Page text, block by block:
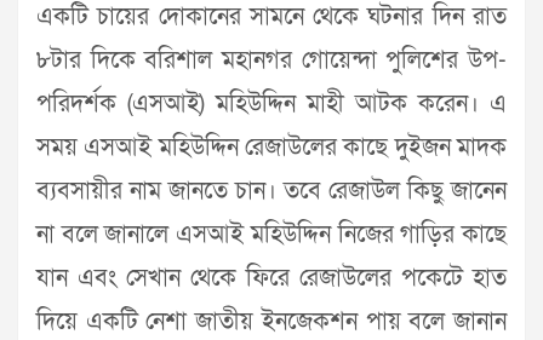
এক‌টি চা‌য়ের দোকা‌নের সাম‌নে থে‌কে ঘটনার দিন রাত
৮টার দি‌কে বরিশাল মহানগর গো‌য়েন্দা পু‌লি‌শের উপ-
পরিদর্শক (এসআই) ম‌হিউদ্দিন মা‌হী আটক করেন। এ
সময় এসআই ম‌হিউদ্দিন রেজাউলের কাছে দুইজন মাদক
ব্যবসায়ীর নাম জান‌তে চান। ত‌বে রেজাউল কিছু জা‌নেন
না ব‌লে জানা‌লে এসআই ম‌হিউদ্দিন নি‌জের গা‌ড়ির কা‌ছে
যান এবং সেখান থে‌কে ফি‌রে রেজাউলের প‌কে‌টে হাত
দি‌য়ে এক‌টি নেশা জাতীয় ইন‌জেকশন পায় ব‌লে জানান